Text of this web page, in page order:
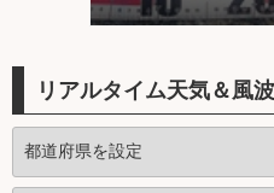
ッチ！
リアルタイム天気＆風